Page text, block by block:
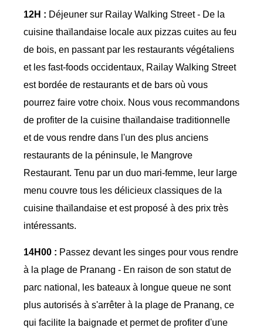
12H : Déjeuner sur Railay Walking Street - De la
cuisine thaïlandaise locale aux pizzas cuites au feu
de bois, en passant par les restaurants végétaliens
et les fast-foods occidentaux, Railay Walking Street
est bordée de restaurants et de bars où vous
pourrez faire votre choix. Nous vous recommandons
de profiter de la cuisine thaïlandaise traditionnelle
et de vous rendre dans l'un des plus anciens
restaurants de la péninsule, le Mangrove
Restaurant. Tenu par un duo mari-femme, leur large
menu couvre tous les délicieux classiques de la
cuisine thaïlandaise et est proposé à des prix très
intéressants.
14H00 : Passez devant les singes pour vous rendre
à la plage de Pranang - En raison de son statut de
parc national, les bateaux à longue queue ne sont
plus autorisés à s'arrêter à la plage de Pranang, ce
qui facilite la baignade et permet de profiter d'une